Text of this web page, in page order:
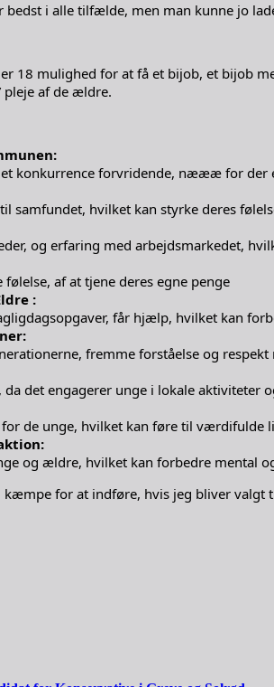
bedst i alle tilfælde, men man kunne jo
18 mulighed for at få et bijob, et bijob
pleje af de ældre.
konkurrence forvridende, næææ for der
samfundet, hvilket kan styrke deres
og erfaring med arbejdsmarkedet,
af at tjene deres egne penge
:
får hjælp, hvilket kan
fremme forståelse og
det engagerer unge i lokale aktiviteter
de unge, hvilket kan føre til værdifulde
og ældre, hvilket kan forbedre mental
for at indføre, hvis jeg bliver